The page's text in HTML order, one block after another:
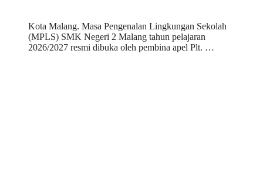
Kota Malang. Masa Pengenalan Lingkungan Sekolah
(MPLS) SMK Negeri 2 Malang tahun pelajaran
2026/2027 resmi dibuka oleh pembina apel Plt. …